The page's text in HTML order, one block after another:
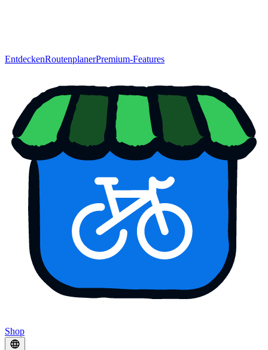
EntdeckenRoutenplanerPremium-Features
Shop